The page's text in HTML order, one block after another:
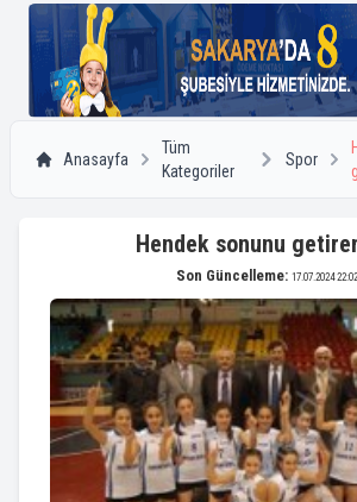
Anasayfa
Tüm
Kategoriler
Spor
Hendek sonunu
Son Güncelleme: 17.07.2024 22:02